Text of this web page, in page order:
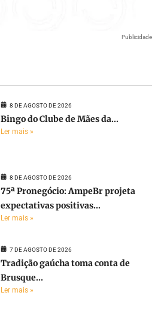
Publicidade
8 DE AGOSTO DE 2026
Bingo do Clube de Mães da...
Ler mais »
8 DE AGOSTO DE 2026
75ª Pronegócio: AmpeBr projeta
expectativas positivas...
Ler mais »
7 DE AGOSTO DE 2026
Tradição gaúcha toma conta de
Brusque...
Ler mais »